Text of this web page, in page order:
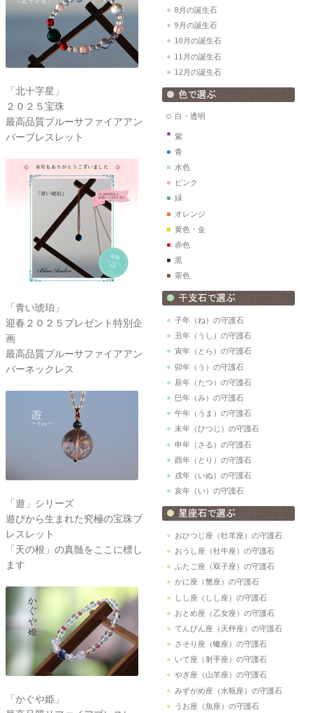
「北十字星」
２０２５宝珠
最高品質ブルーサファイアアン
バーブレスレット
「青い琥珀」
迎春２０２５プレゼント特別企
画
最高品質ブルーサファイアアン
バーネックレス
「遊」シリーズ
遊びから生まれた究極の宝珠ブ
レスレット
「天の根」の真髄をここに標し
ます
「かぐや姫」
8月の誕生石
9月の誕生石
10月の誕生石
11月の誕生石
12月の誕生石
白・透明
紫
青
水色
ピンク
緑
オレンジ
黄色・金
赤色
黒
茶色
子年（ね）の守護石
丑年（うし）の守護石
寅年（とら）の守護石
卯年（う）の守護石
辰年（たつ）の守護石
巳年（み）の守護石
午年（うま）の守護石
未年（ひつじ）の守護石
申年（さる）の守護石
酉年（とり）の守護石
戌年（いぬ）の守護石
亥年（い）の守護石
おひつじ座（牡羊座）の守護石
おうし座（牡牛座）の守護石
ふたご座（双子座）の守護石
かに座（蟹座）の守護石
しし座（しし座）の守護石
おとめ座（乙女座）の守護石
てんびん座（天秤座）の守護石
さそり座（蠍座）の守護石
いて座（射手座）の守護石
やぎ座（山羊座）の守護石
みずがめ座（水瓶座）の守護石
うお座（魚座）の守護石